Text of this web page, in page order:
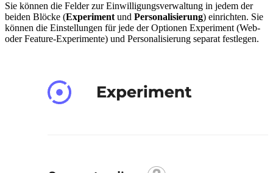
Sie können die Felder zur Einwilligungsverwaltung in jedem der
beiden Blöcke (Experiment und Personalisierung) einrichten. Sie
können die Einstellungen für jede der Optionen Experiment (Web-
oder Feature-Experimente) und Personalisierung separat festlegen.